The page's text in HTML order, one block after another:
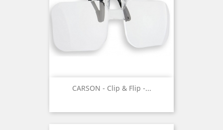
CARSON - Clip & Flip -...